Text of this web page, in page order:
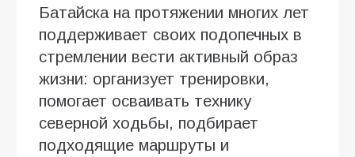
Батайска на протяжении многих лет
поддерживает своих подопечных в
стремлении вести активный образ
жизни: организует тренировки,
помогает осваивать технику
северной ходьбы, подбирает
подходящие маршруты и